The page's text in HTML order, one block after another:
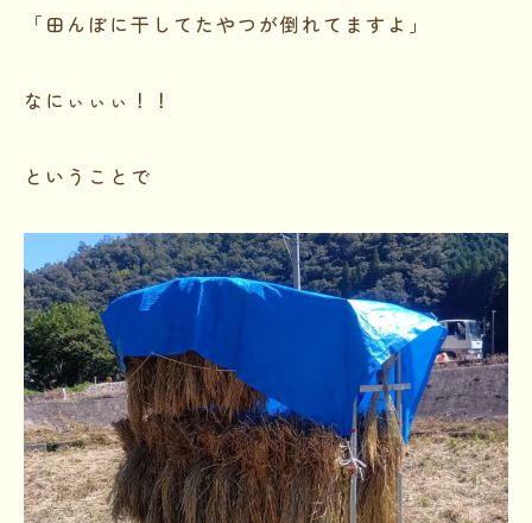
「田んぼに干してたやつが倒れてますよ」
なにぃぃぃ！！
ということで